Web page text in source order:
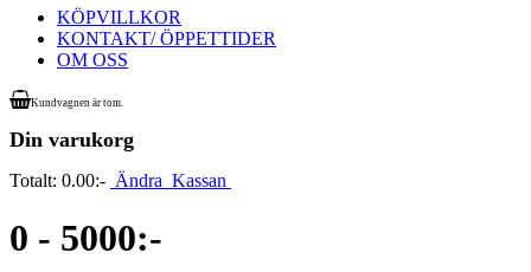
KÖPVILLKOR
KONTAKT/ ÖPPETTIDER
OM OSS
Kundvagnen är tom.
Din varukorg
Totalt: 0.00:- Ändra Kassan
0 - 5000:-